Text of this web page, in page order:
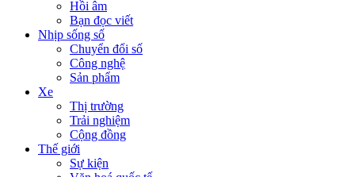
Hồi âm
Bạn đọc viết
Nhịp sống số
Chuyển đổi số
Công nghệ
Sản phẩm
Xe
Thị trường
Trải nghiệm
Cộng đồng
Thế giới
Sự kiện